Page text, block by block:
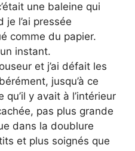
une baleine qui
l’ai pressée
comme du papier.
instant.
et j’ai défait les
jusqu’à ce
y avait à l’intérieur
pas plus grande
dans la doublure
et plus soignés que